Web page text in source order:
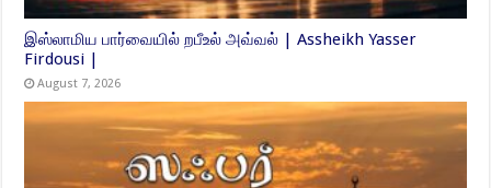
இஸ்லாமிய பார்வையில் றபீஉல் அவ்வல் | Assheikh Yasser
Firdousi |
August 7, 2026